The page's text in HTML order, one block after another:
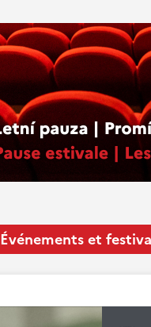
Événements et